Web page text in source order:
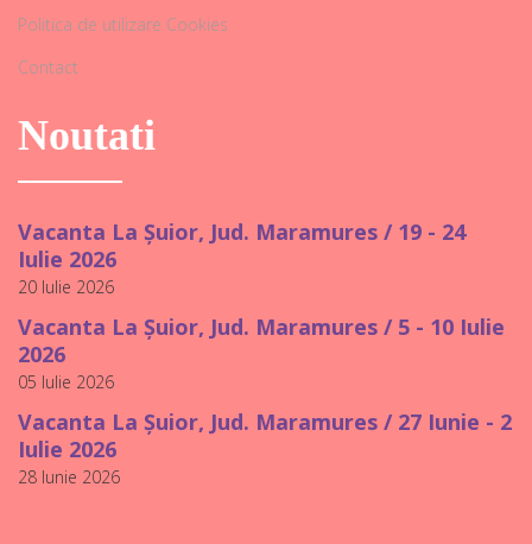
Politica de utilizare Cookies
Contact
Noutati
Vacanta La Șuior, Jud. Maramures / 19 - 24
Iulie 2026
20 Iulie 2026
Vacanta La Șuior, Jud. Maramures / 5 - 10 Iulie
2026
05 Iulie 2026
Vacanta La Șuior, Jud. Maramures / 27 Iunie - 2
Iulie 2026
28 Iunie 2026